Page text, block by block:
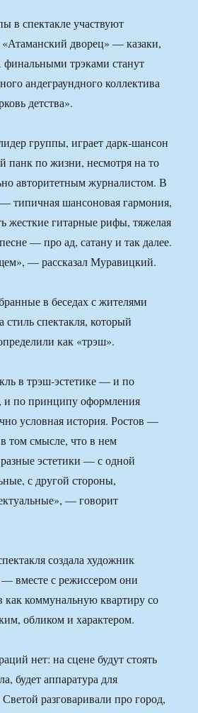
спектакле участвуют
дворец» — казаки,
трэками станут
андеграундного коллектива
детства».
группы, играет дарк-шансон
панк по жизни, несмотря на то
авторитетным журналистом. В
типичная шансоновая гармония,
жесткие гитарные рифы, тяжелая
— про ад, сатану и так далее.
— рассказал Муравицкий.
в беседах с жителями
стиль спектакля, который
как «трэш».
в трэш-эстетике — и по
и по принципу оформления
условная история. Ростов —
том смысле, что в нем
эстетики — с одной
с другой стороны,
— говорит
создала художник
вместе с режиссером они
как коммунальную квартиру со
обликом и характером.
нет: на сцене будут стоять
будет аппаратура для
разговаривали про город,